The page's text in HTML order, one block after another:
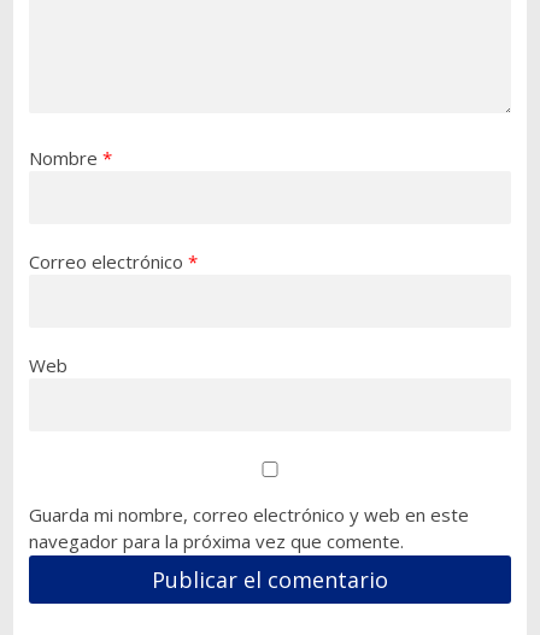
Nombre *
Correo electrónico *
Web
Guarda mi nombre, correo electrónico y web en este
navegador para la próxima vez que comente.